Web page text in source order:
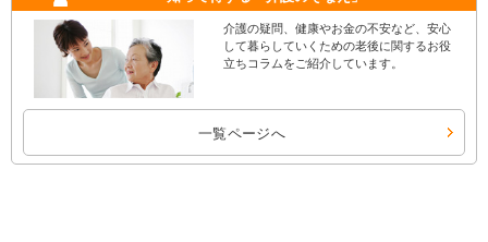
介護の疑問、健康やお金の不安など、安心
して暮らしていくための老後に関するお役
立ちコラムをご紹介しています。
一覧ページへ